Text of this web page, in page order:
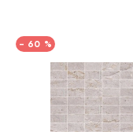
- 60 %